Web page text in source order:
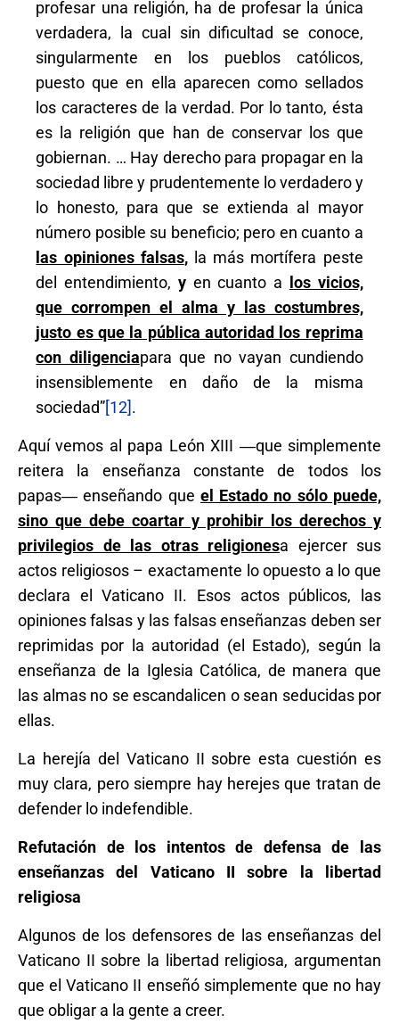
profesar una religión, ha de profesar la única
verdadera, la cual sin dificultad se conoce,
singularmente en los pueblos católicos,
puesto que en ella aparecen como sellados
los caracteres de la verdad. Por lo tanto, ésta
es la religión que han de conservar los que
gobiernan. … Hay derecho para propagar en la
sociedad libre y prudentemente lo verdadero y
lo honesto, para que se extienda al mayor
número posible su beneficio; pero en cuanto a
las opiniones falsas,la más mortífera peste
del entendimiento, y en cuanto a los vicios,
que corrompen el alma y las costumbres,
justo es que la pública autoridad los reprima
con diligenciapara que no vayan cundiendo
insensiblemente en daño de la misma
sociedad”[12].
Aquí vemos al papa León XIII ―que simplemente
reitera la enseñanza constante de todos los
papas― enseñando que el Estado no sólo puede,
sino que debe coartar y prohibir los derechos y
privilegios de las otras religionesa ejercer sus
actos religiosos – exactamente lo opuesto a lo que
declara el Vaticano II. Esos actos públicos, las
opiniones falsas y las falsas enseñanzas deben ser
reprimidas por la autoridad (el Estado), según la
enseñanza de la Iglesia Católica, de manera que
las almas no se escandalicen o sean seducidas por
ellas.
La herejía del Vaticano II sobre esta cuestión es
muy clara, pero siempre hay herejes que tratan de
defender lo indefendible.
Refutación de los intentos de defensa de las
enseñanzas del Vaticano II sobre la libertad
religiosa
Algunos de los defensores de las enseñanzas del
Vaticano II sobre la libertad religiosa, argumentan
que el Vaticano II enseñó simplemente que no hay
que obligar a la gente a creer.